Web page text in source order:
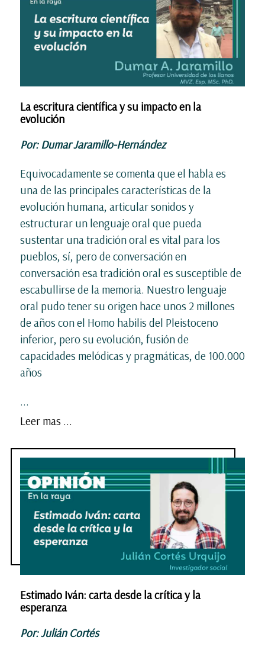
La escritura científica y su impacto en la
evolución
Por: Dumar Jaramillo-Hernández
Equivocadamente se comenta que el habla es
una de las principales características de la
evolución humana, articular sonidos y
estructurar un lenguaje oral que pueda
sustentar una tradición oral es vital para los
pueblos, sí, pero de conversación en
conversación esa tradición oral es susceptible de
escabullirse de la memoria. Nuestro lenguaje
oral pudo tener su origen hace unos 2 millones
de años con el Homo habilis del Pleistoceno
inferior, pero su evolución, fusión de
capacidades melódicas y pragmáticas, de 100.000
años
...
Leer mas ...
Estimado Iván: carta desde la crítica y la
esperanza
Por: Julián Cortés